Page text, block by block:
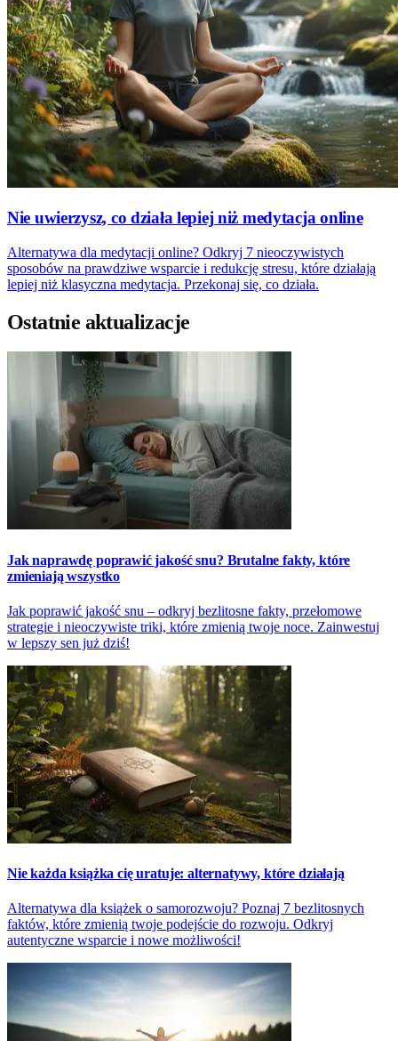
Nie uwierzysz, co działa lepiej niż medytacja online
Alternatywa dla medytacji online? Odkryj 7 nieoczywistych
sposobów na prawdziwe wsparcie i redukcję stresu, które działają
lepiej niż klasyczna medytacja. Przekonaj się, co działa.
Ostatnie aktualizacje
Jak naprawdę poprawić jakość snu? Brutalne fakty, które
zmieniają wszystko
Jak poprawić jakość snu – odkryj bezlitosne fakty, przełomowe
strategie i nieoczywiste triki, które zmienią twoje noce. Zainwestuj
w lepszy sen już dziś!
Nie każda książka cię uratuje: alternatywy, które działają
Alternatywa dla książek o samorozwoju? Poznaj 7 bezlitosnych
faktów, które zmienią twoje podejście do rozwoju. Odkryj
autentyczne wsparcie i nowe możliwości!